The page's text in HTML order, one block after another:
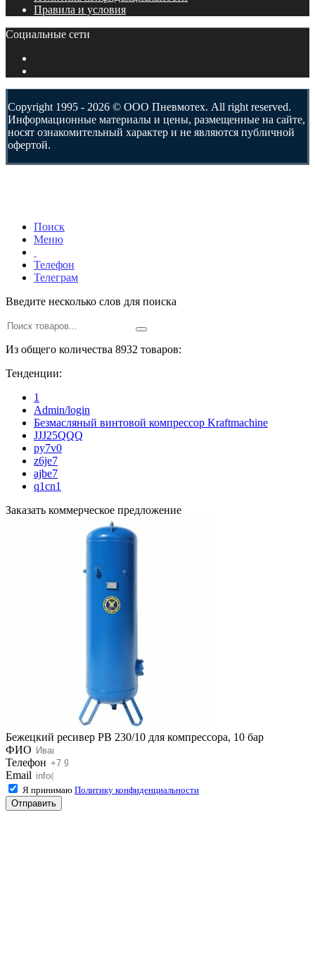
Правила и условия
Социальные сети
Copyright 1995 - 2026 © ООО Пневмотех. All right reserved.
Информационные материалы и цены, размещенные на сайте,
носят ознакомительный характер и не являются публичной
офертой.
Поиск
Меню
Телефон
Телеграм
Введите несколько слов для поиска
Из общего количества 8932 товаров:
Тенденции:
1
Admin/login
Безмасляный винтовой компрессор Kraftmaсhine
JJJ25QQQ
py7v0
z6je7
ajbe7
q1cn1
Заказать коммерческое предложение
Бежецкий ресивер РВ 230/10 для компрессора, 10 бар
ФИО
Телефон
Email
Я принимаю Политику конфиденциальности
Отправить